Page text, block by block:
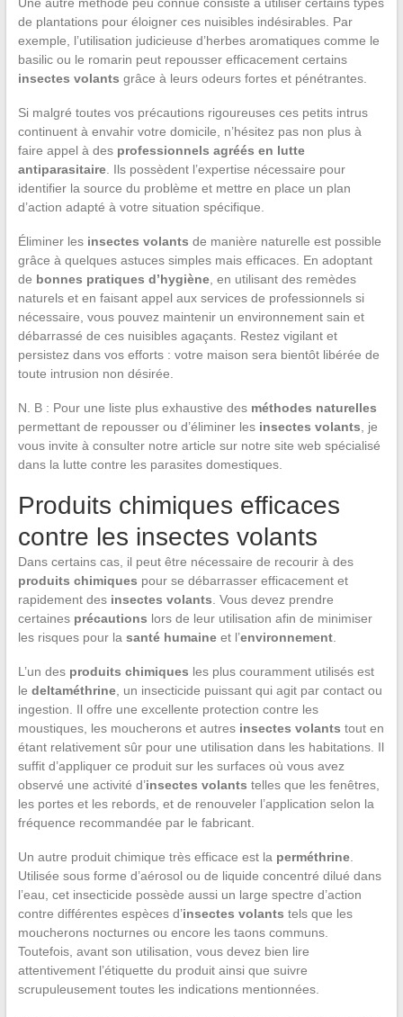
de plantations pour éloigner ces nuisibles indésirables. Par
exemple, l’utilisation judicieuse d’herbes aromatiques comme le
basilic ou le romarin peut repousser efficacement certains
insectes volants grâce à leurs odeurs fortes et pénétrantes.
Si malgré toutes vos précautions rigoureuses ces petits intrus
continuent à envahir votre domicile, n’hésitez pas non plus à
faire appel à des professionnels agréés en lutte
antiparasitaire. Ils possèdent l’expertise nécessaire pour
identifier la source du problème et mettre en place un plan
d’action adapté à votre situation spécifique.
Éliminer les insectes volants de manière naturelle est possible
grâce à quelques astuces simples mais efficaces. En adoptant
de bonnes pratiques d’hygiène, en utilisant des remèdes
naturels et en faisant appel aux services de professionnels si
nécessaire, vous pouvez maintenir un environnement sain et
débarrassé de ces nuisibles agaçants. Restez vigilant et
persistez dans vos efforts : votre maison sera bientôt libérée de
toute intrusion non désirée.
N. B : Pour une liste plus exhaustive des méthodes naturelles
permettant de repousser ou d’éliminer les insectes volants , je
vous invite à consulter notre article sur notre site web spécialisé
dans la lutte contre les parasites domestiques.
Produits chimiques efficaces
contre les insectes volants
Dans certains cas, il peut être nécessaire de recourir à des
produits chimiques pour se débarrasser efficacement et
rapidement des insectes volants . Vous devez prendre
certaines précautions lors de leur utilisation afin de minimiser
les risques pour la santé humaineet l’environnement.
L’un des produits chimiques les plus couramment utilisés est
le deltaméthrine, un insecticide puissant qui agit par contact ou
ingestion. Il offre une excellente protection contre les
moustiques, les moucherons et autres insectes volants tout en
étant relativement sûr pour une utilisation dans les habitations. Il
suffit d’appliquer ce produit sur les surfaces où vous avez
observé une activité d’insectes volants telles que les fenêtres,
les portes et les rebords, et de renouveler l’application selon la
fréquence recommandée par le fabricant.
Un autre produit chimique très efficace est la perméthrine.
Utilisée sous forme d’aérosol ou de liquide concentré dilué dans
l’eau, cet insecticide possède aussi un large spectre d’action
contre différentes espèces d’insectes volants tels que les
moucherons nocturnes ou encore les taons communs.
Toutefois, avant son utilisation, vous devez bien lire
attentivement l’étiquette du produit ainsi que suivre
scrupuleusement toutes les indications mentionnées.